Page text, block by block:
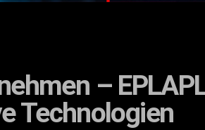
–
Technologien